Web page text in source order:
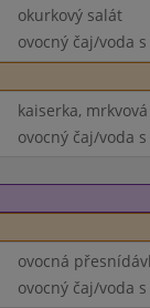
okurkový salát
ovocný čaj/voda
kaiserka,
ovocný čaj/voda
ovocná
ovocný čaj/voda